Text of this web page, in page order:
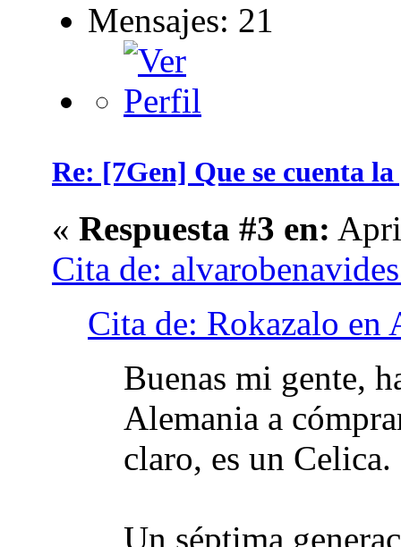
Mensajes: 21
Re: [7Gen] Que se cuenta
« Respuesta #3 en:
Cita de:
Cita de: Rokazalo
Buenas mi gente,
Alemania a
claro, es un Celica.
Un séptima